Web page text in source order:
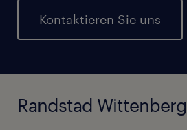
Kontaktieren Sie uns
Randstad Wittenberg